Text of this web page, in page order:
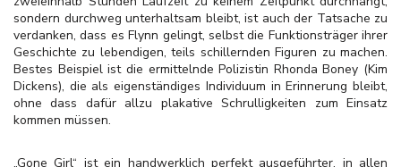
sondern durchweg unterhaltsam bleibt, ist auch der Tatsache zu
verdanken, dass es Flynn gelingt, selbst die Funktionsträger ihrer
Geschichte zu lebendigen, teils schillernden Figuren zu machen.
Bestes Beispiel ist die ermittelnde Polizistin Rhonda Boney (Kim
Dickens), die als eigenständiges Individuum in Erinnerung bleibt,
ohne dass dafür allzu plakative Schrulligkeiten zum Einsatz
kommen müssen.
„Gone Girl“ ist ein handwerklich perfekt ausgeführter, in allen